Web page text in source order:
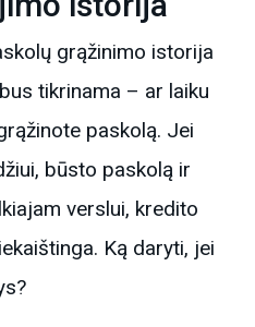
grąžinimo istorija
tikrinama – ar laiku
paskolą. Jei
būsto paskolą ir
verslui, kredito
Ką daryti, jei